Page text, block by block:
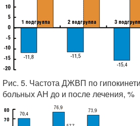
Рис. 5. Частота ДЖВП по
больных АН до и после лечения, %